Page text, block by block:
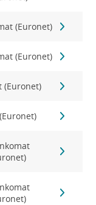
(Euronet)
(Euronet)
(Euronet)